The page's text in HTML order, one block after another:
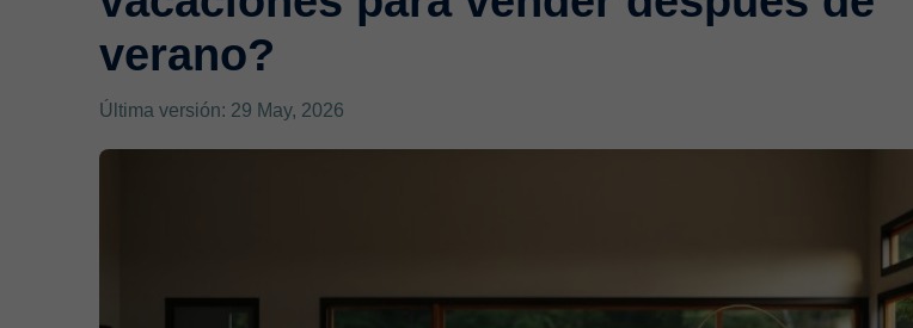
verano?
Última versión: 29 May, 2026